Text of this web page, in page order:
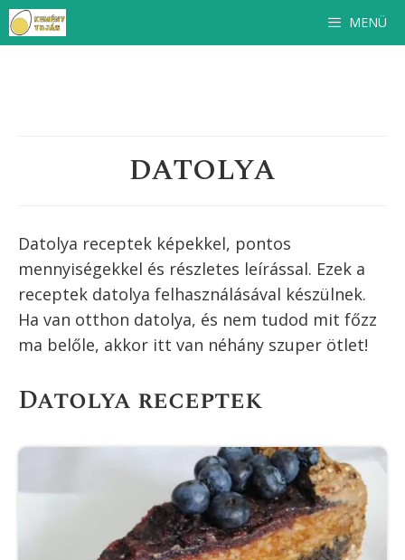
Kilépés
MENÜ
DATOLYA
Datolya receptek képekkel, pontos
mennyiségekkel és részletes leírással. Ezek a
receptek datolya felhasználásával készülnek.
Ha van otthon datolya, és nem tudod mit főzz
ma belőle, akkor itt van néhány szuper ötlet!
Datolya receptek